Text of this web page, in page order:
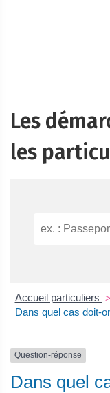
Les
les
Accueil particuliers >
Dans quel cas doit-
Question-réponse
Dans quel